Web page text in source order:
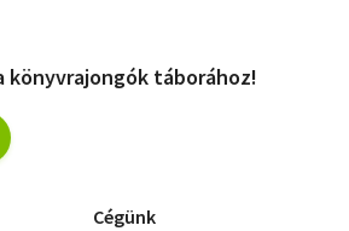
könyvrajongók táborához!
Cégünk